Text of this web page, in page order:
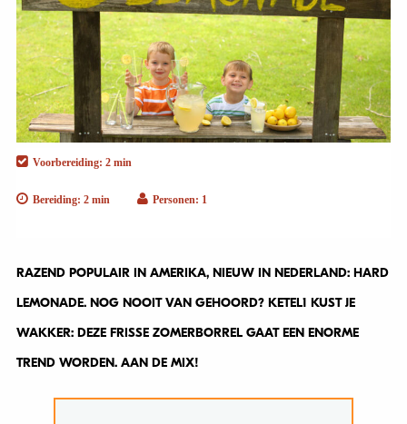
Voorbereiding: 2 min
Bereiding: 2 min Personen: 1
RAZEND POPULAIR IN AMERIKA, NIEUW IN NEDERLAND: HARD
LEMONADE. NOG NOOIT VAN GEHOORD? KETEL1 KUST JE
WAKKER: DEZE FRISSE ZOMERBORREL GAAT EEN ENORME
TREND WORDEN. AAN DE MIX!